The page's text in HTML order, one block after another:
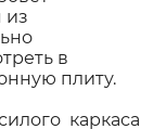
из
в
плиту.
каркаса